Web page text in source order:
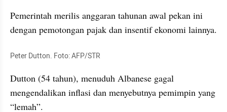
Pemerintah merilis anggaran tahunan awal pekan ini
dengan pemotongan pajak dan insentif ekonomi lainnya.
Peter Dutton. Foto: AFP/STR
Dutton (54 tahun), menuduh Albanese gagal
mengendalikan inflasi dan menyebutnya pemimpin yang
“lemah”.